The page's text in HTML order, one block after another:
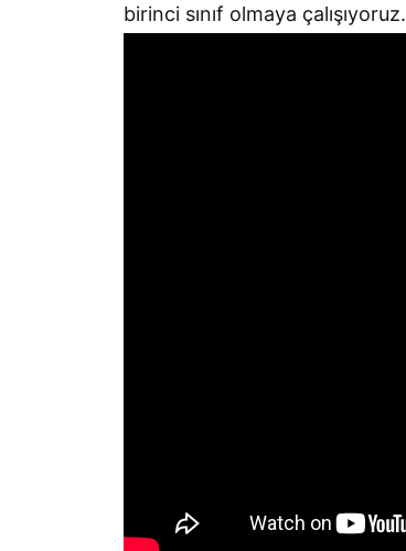
birinci sınıf olmaya çalışıyoruz.